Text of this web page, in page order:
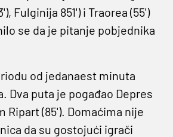
Fulginija 851') i Traorea (55')
se da je pitanje pobjednika
od jedanaest minuta
Dva puta je pogađao Depres
Ripart (85'). Domaćima nije
da su gostojući igrači